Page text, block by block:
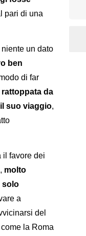
pari di una
un dato
ben
di far
da
suo viaggio,
il favore dei
molto
solo
a
del
la Roma